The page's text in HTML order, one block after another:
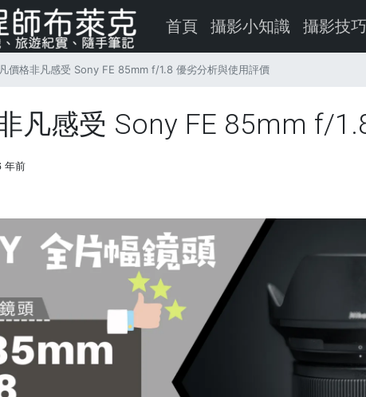
首頁 攝影小知識 攝影技巧
價格非凡感受 Sony FE 85mm f/1.8 優劣分析與使用評價
凡感受 Sony FE 85mm f/
年前